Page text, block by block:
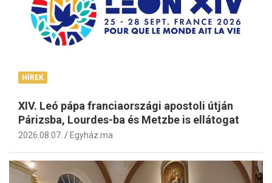
HÍREK
XIV. Leó pápa franciaországi apostoli útján
Párizsba, Lourdes-ba és Metzbe is ellátogat
2026.08.07. Egyház.ma